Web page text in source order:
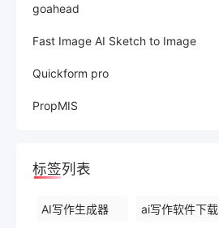
goahead
Fast Image AI Sketch to Image
Quickform pro
PropMIS
标签列表
AI写作生成器 ai写作软件下载